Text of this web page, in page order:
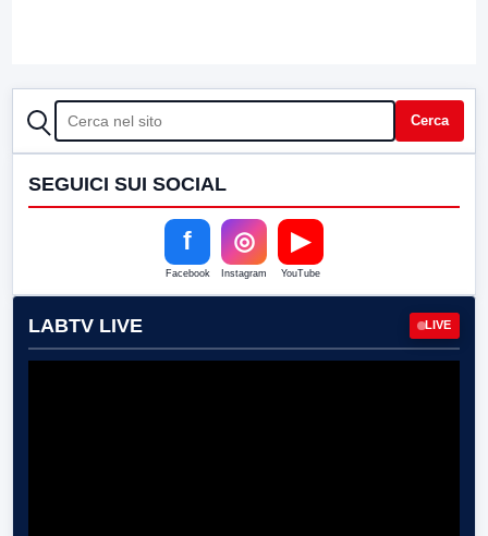
CERCA Cerca
SEGUICI SUI SOCIAL
f
Facebook
◎
Instagram
▶
YouTube
LABTV LIVE LIVE